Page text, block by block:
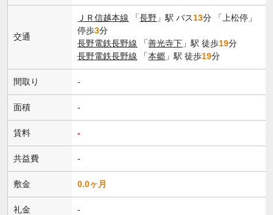
交通
ＪＲ信越本線 「長野 」駅 バス13分 「上松停」
停歩3分
長野電鉄長野線 「善光寺下 」駅 徒歩19分
長野電鉄長野線 「本郷 」駅 徒歩19分
間取り -
面積 -
賃料 -
共益費 -
敷金 0.0ヶ月
礼金 -